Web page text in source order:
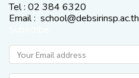
Tel : 02 384 6320
Email : school@debsirinsp.ac.th